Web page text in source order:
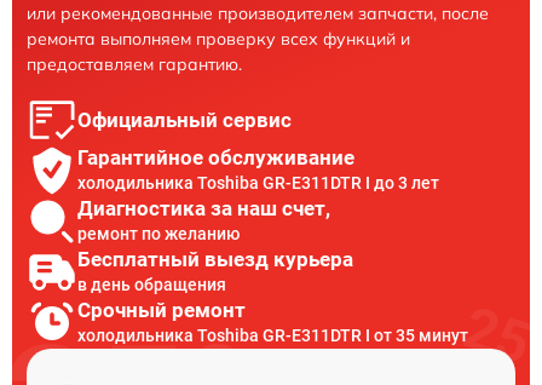
или рекомендованные производителем запчасти, после
ремонта выполняем проверку всех функций и
предоставляем гарантию.
Официальный сервис
Гарантийное обслуживание
холодильника Toshiba GR-E311DTR I до 3 лет
Диагностика за наш счет,
ремонт по желанию
Бесплатный выезд курьера
в день обращения
Срочный ремонт
холодильника Toshiba GR-E311DTR I от 35 минут